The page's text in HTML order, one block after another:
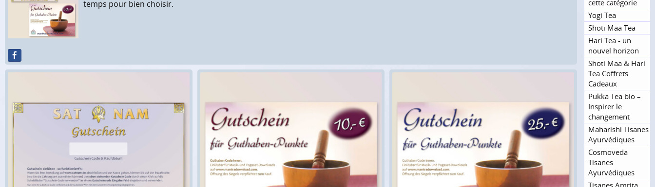
temps pour bien choisir.
cette catégorie
Yogi Tea
Shoti Maa Tea
Hari Tea - un
nouvel horizon
Shoti Maa & Hari
Tea Coffrets
Cadeaux
Pukka Tea bio –
Inspirer le
changement
Maharishi Tisanes
Ayurvédiques
Cosmoveda
Tisanes
Ayurvédiques